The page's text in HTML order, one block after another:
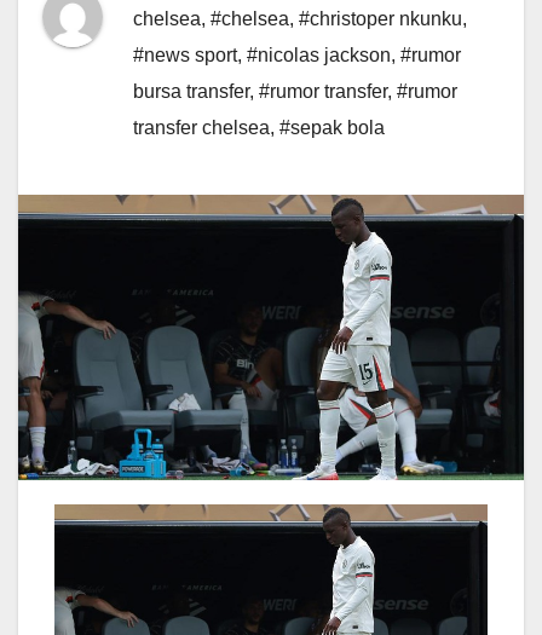
chelsea, #chelsea, #christoper nkunku,
#news sport, #nicolas jackson, #rumor
bursa transfer, #rumor transfer, #rumor
transfer chelsea, #sepak bola